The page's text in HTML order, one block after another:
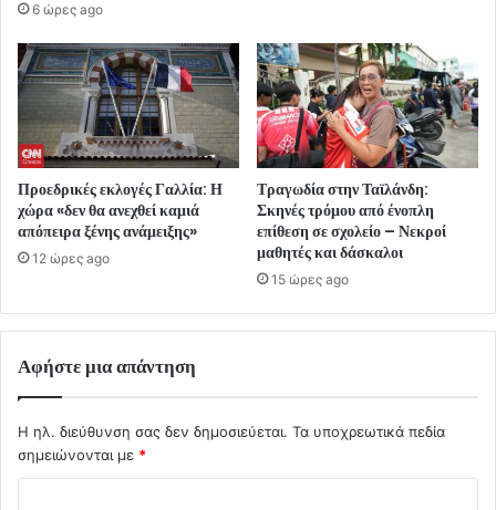
6 ώρες ago
Προεδρικές εκλογές Γαλλία: Η
χώρα «δεν θα ανεχθεί καμιά
απόπειρα ξένης ανάμειξης»
12 ώρες ago
Τραγωδία στην Ταϊλάνδη:
Σκηνές τρόμου από ένοπλη
επίθεση σε σχολείο – Νεκροί
μαθητές και δάσκαλοι
15 ώρες ago
Αφήστε μια απάντηση
Η ηλ. διεύθυνση σας δεν δημοσιεύεται. Τα υποχρεωτικά πεδία
σημειώνονται με *